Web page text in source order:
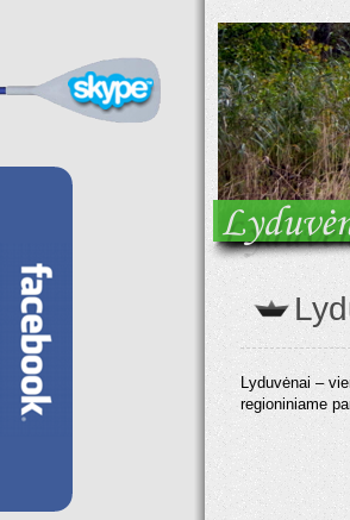
Lyduvėnai –
regioniniame